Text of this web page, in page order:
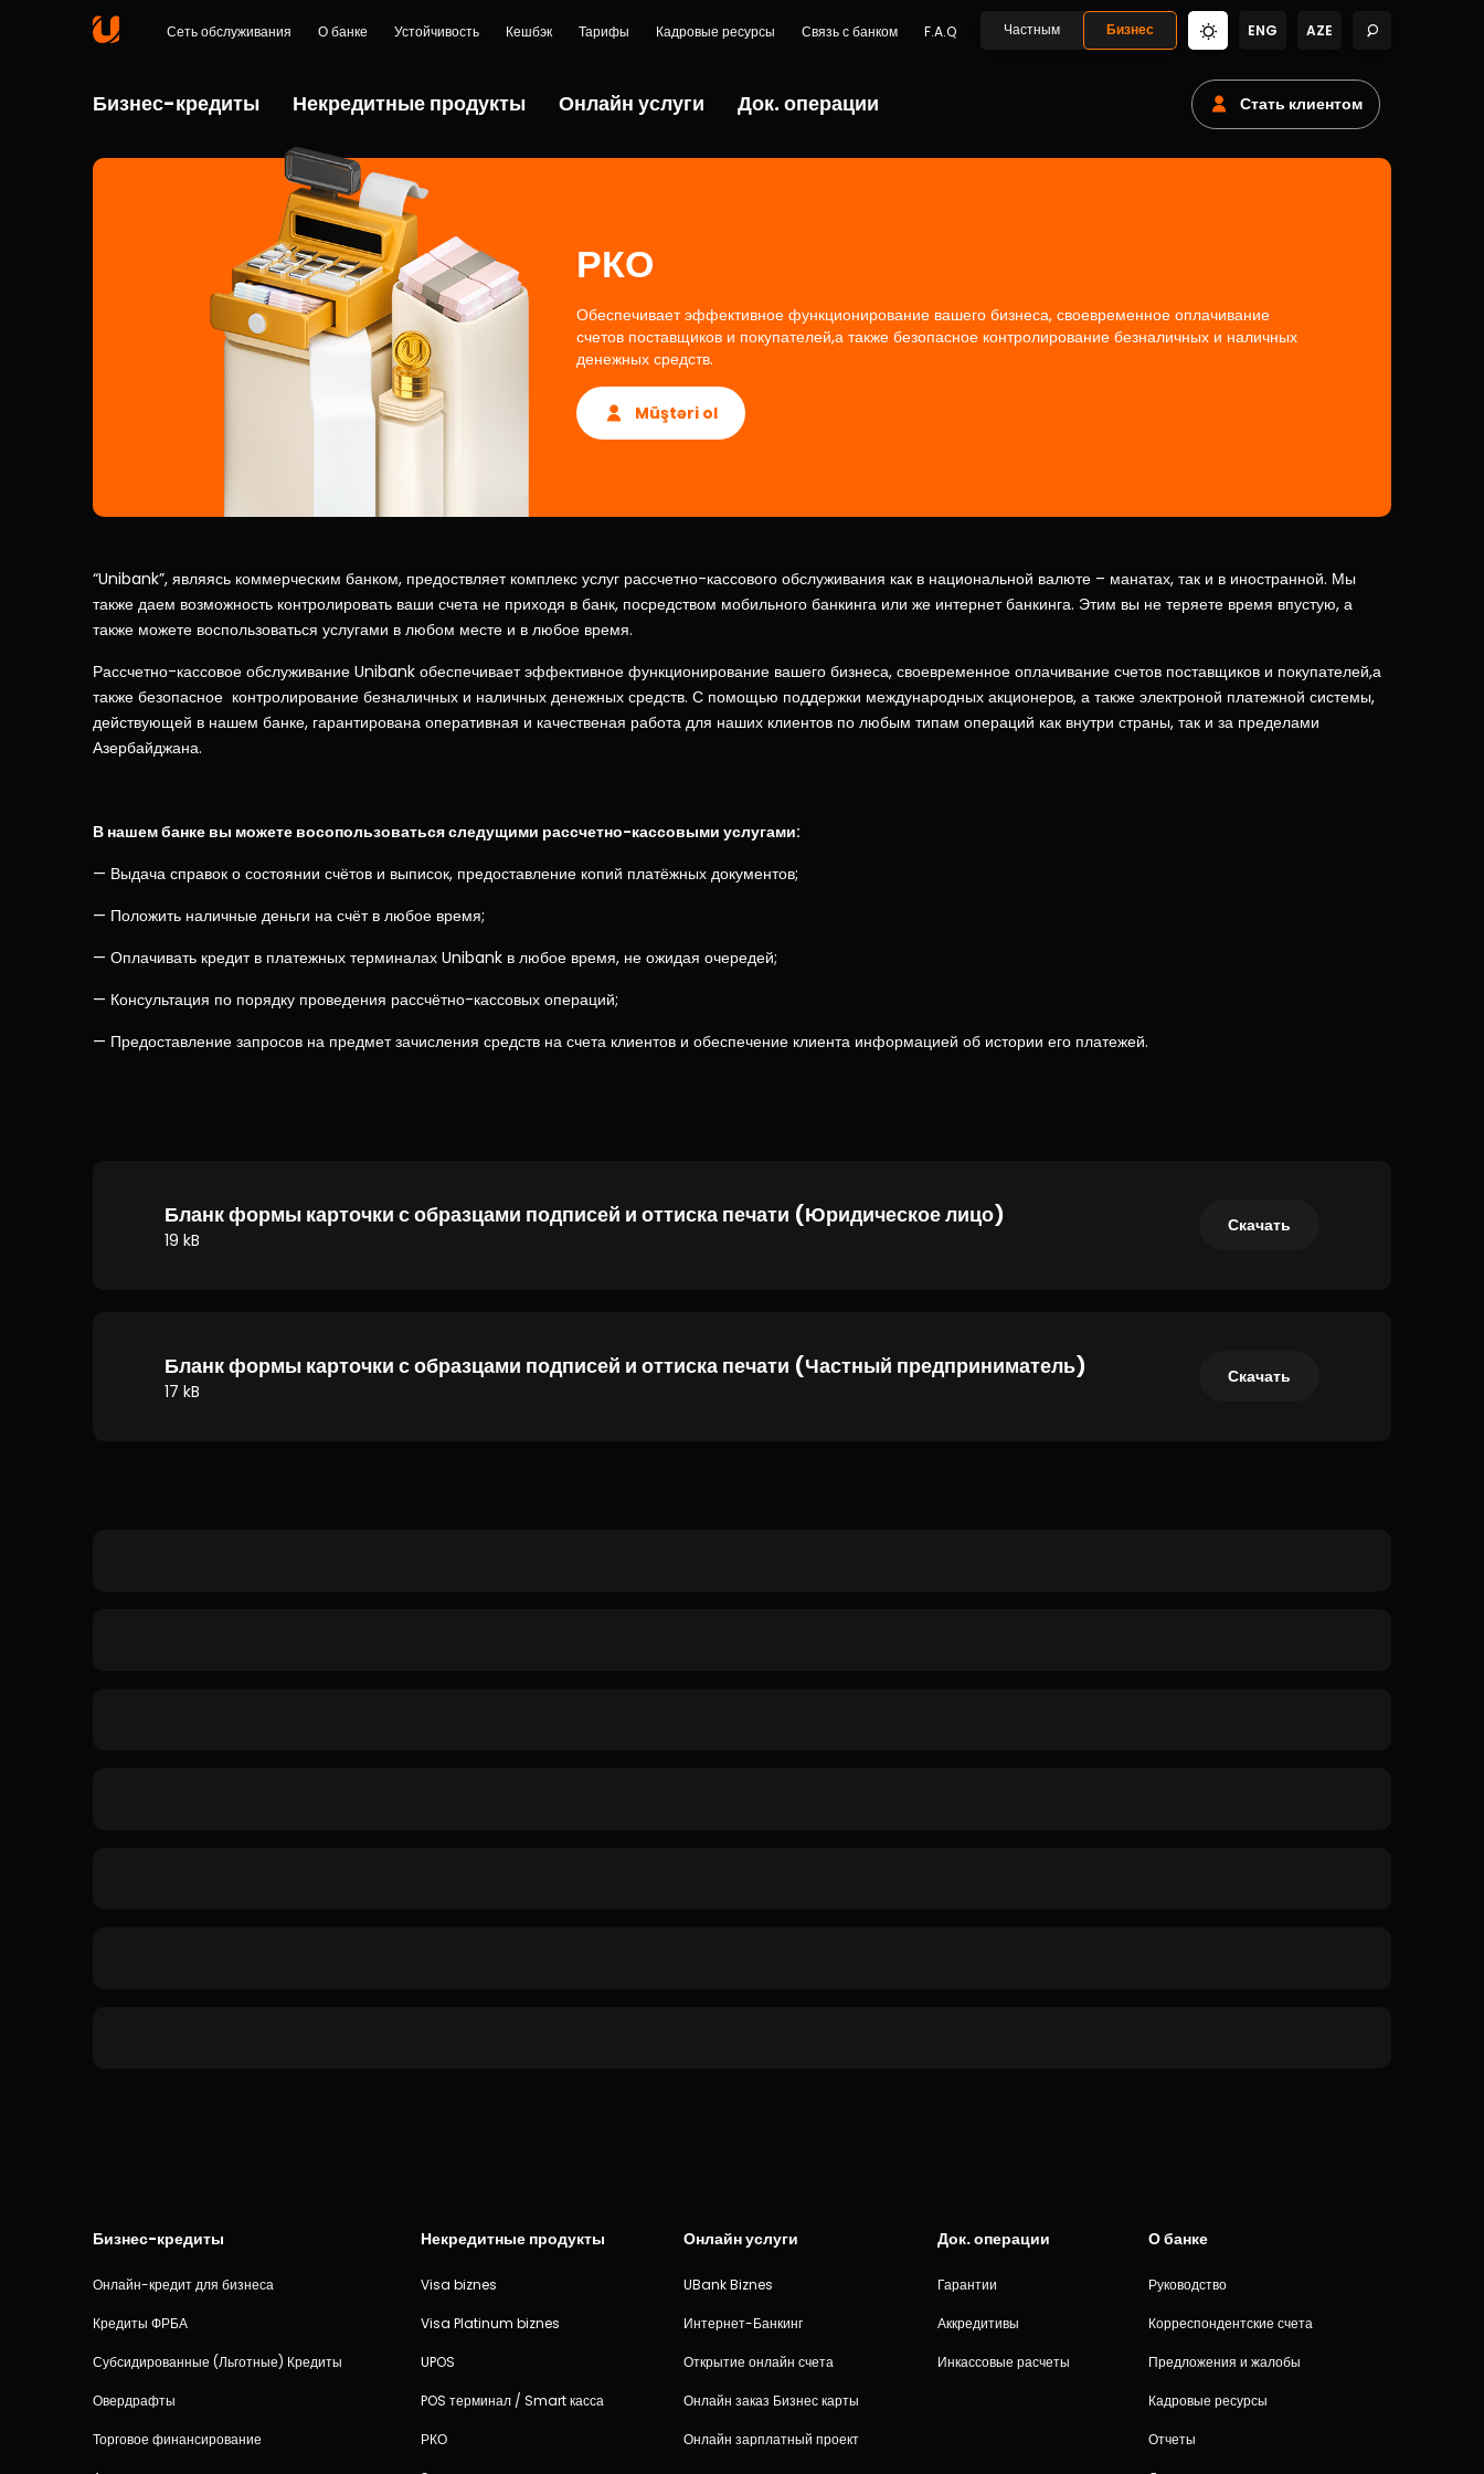
Сеть обслуживания О банке Устойчивость Кешбэк Тарифы Кадровые ресурсы Связь с банком F.A.Q Частным Бизнес ENG AZE
Бизнес-кредиты Некредитные продукты Онлайн услуги Док. операции Стать клиентом
РКО
Обеспечивает эффективное функционирование вашего бизнеса, своевременное оплачивание
счетов поставщиков и покупателей,а также безопасное контролирование безналичных и наличных
денежных средств.
Müştəri ol
“Unibank”, являясь коммерческим банком, предоствляет комплекс услуг рассчетно-кассового обслуживания как в национальной валюте – манатах, так и в иностранной. Мы
также даем возможность контролировать ваши счета не приходя в банк, посредством мобильного банкинга или же интернет банкинга. Этим вы не теряете время впустую, а
также можете воспользоваться услугами в любом месте и в любое время.
Рассчетно-кассовое обслуживание Unibank обеспечивает эффективное функционирование вашего бизнеса, своевременное оплачивание счетов поставщиков и покупателей,а
также безопасное контролирование безналичных и наличных денежных средств. С помощью поддержки международных акционеров, а также электроной платежной системы,
действующей в нашем банке, гарантирована оперативная и качественая работа для наших клиентов по любым типам операций как внутри страны, так и за пределами
Азербайджана.
В нашем банке вы можете восопользоваться следущими рассчетно-кассовыми услугами:
— Выдача справок о состоянии счётов и выписок, предоставление копий платёжных документов;
— Положить наличные деньги на счёт в любое время;
— Оплачивать кредит в платежных терминалах Unibank в любое время, не ожидая очередей;
— Консультация по порядку проведения рассчётно-кассовых операций;
— Предоставление запросов на предмет зачисления средств на счета клиентов и обеспечение клиента информацией об истории его платежей.
Бланк формы карточки с образцами подписей и оттиска печати (Юридическое лицо)
19 kB
Скачать
Бланк формы карточки с образцами подписей и оттиска печати (Частный предприниматель)
17 kB
Скачать
Бизнес-кредиты
Онлайн-кредит для бизнеса
Кредиты ФРБА
Субсидированные (Льготные) Кредиты
Овердрафты
Торговое финансирование
Некредитные продукты
Visa biznes
Visa Platinum biznes
UPOS
POS терминал / Smart касса
РКО
Онлайн услуги
UBank Biznes
Интернет-Банкинг
Открытие онлайн счета
Онлайн заказ Бизнес карты
Онлайн зарплатный проект
Док. операции
Гарантии
Аккредитивы
Инкассовые расчеты
О банке
Руководство
Корреспондентские счета
Предложения и жалобы
Кадровые ресурсы
Отчеты